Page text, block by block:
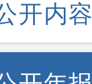
开内